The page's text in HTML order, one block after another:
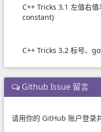
C++ Tricks 3.1 左值右
constant)
C++ Tricks 3.2 标号、
Github Issue 留言
请用你的 GitHub 账户登录